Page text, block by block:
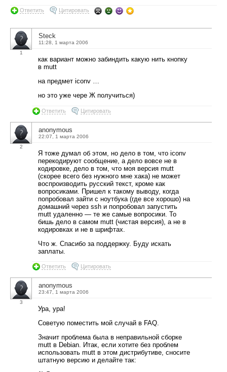
Ответить Цитировать
1
Steck
11:28, 1 марта 2006
как вариант можно забиндить какую нить кнопку
в mutt
на предмет iconv …
но это уже чере Ж получиться)
Ответить Цитировать
2
anonymous
22:07, 1 марта 2006
Я тоже думал об этом, но дело в том, что iconv
перекодируют сообщение, а дело вовсе не в
кодировке, дело в том, что моя версия mutt
(скорее всего без нужного мне хака) не может
воспроизводить русский текст, кроме как
вопросиками. Пришел к такому выводу, когда
попробовал зайти с ноутбука (где все хорошо) на
домашний через ssh и попробовал запустить
mutt удаленно — те же самые вопросики. То
бишь дело в самом mutt (чистая версия), а не в
кодировках и не в шрифтах.
Что ж. Спасибо за поддержку. Буду искать
заплаты.
Ответить Цитировать
3
anonymous
23:47, 1 марта 2006
Ура, ура!
Советую поместить мой случай в FAQ.
Значит проблема была в неправильной сборке
mutt в Debian. Итак, если хотите без проблем
использовать mutt в этом дистрибутиве, сносите
штатную версию и делайте так: